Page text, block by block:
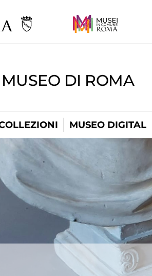
MUSEO DI ROMA
MUSEO DIGITAL